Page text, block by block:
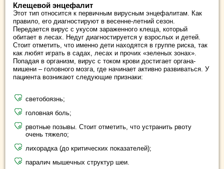
Клещевой энцефалит
Этот тип относится к первичным вирусным энцефалитам. Как
правило, его диагностируют в весенне-летний сезон.
Передается вирус с укусом зараженного клеща, который
обитает в лесах. Недуг диагностируется у взрослых и детей.
Стоит отметить, что именно дети находятся в группе риска, так
как любят играть в садах, лесах и прочих «зеленых зонах».
Попадая в организм, вирус с током крови достигает органа-
мишени – головного мозга, где начинает активно развиваться. У
пациента возникают следующие признаки:
светобоязнь;
головная боль;
рвотные позывы. Стоит отметить, что устранить рвоту
очень тяжело;
лихорадка (до критических показателей);
паралич мышечных структур шеи.